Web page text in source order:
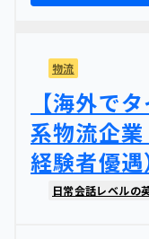
物流
【海外で
系物流企
経験者優遇
日常会話レベルの